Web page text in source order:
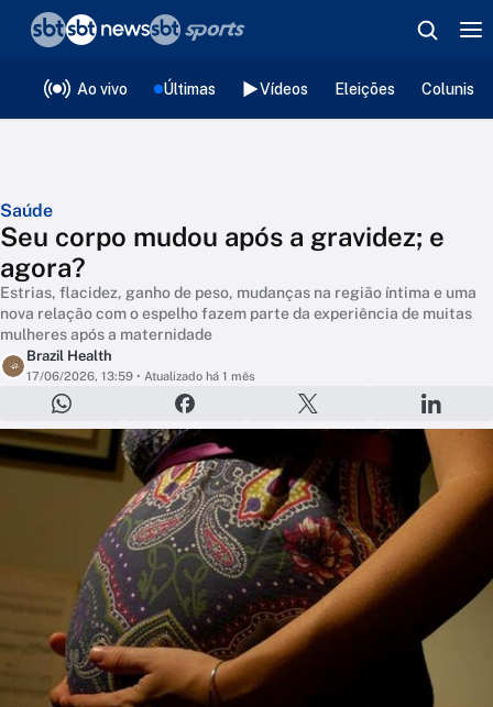
Ao vivo Últimas Vídeos Eleições
Saúde
Seu corpo mudou após a gravidez; e
agora?
Estrias, flacidez, ganho de peso, mudanças na região íntima e uma
nova relação com o espelho fazem parte da experiência de muitas
mulheres após a maternidade
Brazil Health
17/06/2026, 13:59 • Atualizado há 1 mês
❮voltar
Editorias